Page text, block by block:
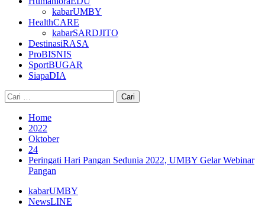
kabarUMBY
HealthCARE
kabarSARDJITO
DestinasiRASA
ProBISNIS
SportBUGAR
SiapaDIA
Cari
untuk:
Home
2022
Oktober
24
Peringati Hari Pangan Sedunia 2022, UMBY Gelar Webinar
Pangan
kabarUMBY
NewsLINE